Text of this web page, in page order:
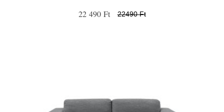
22 490 Ft 22490 Ft